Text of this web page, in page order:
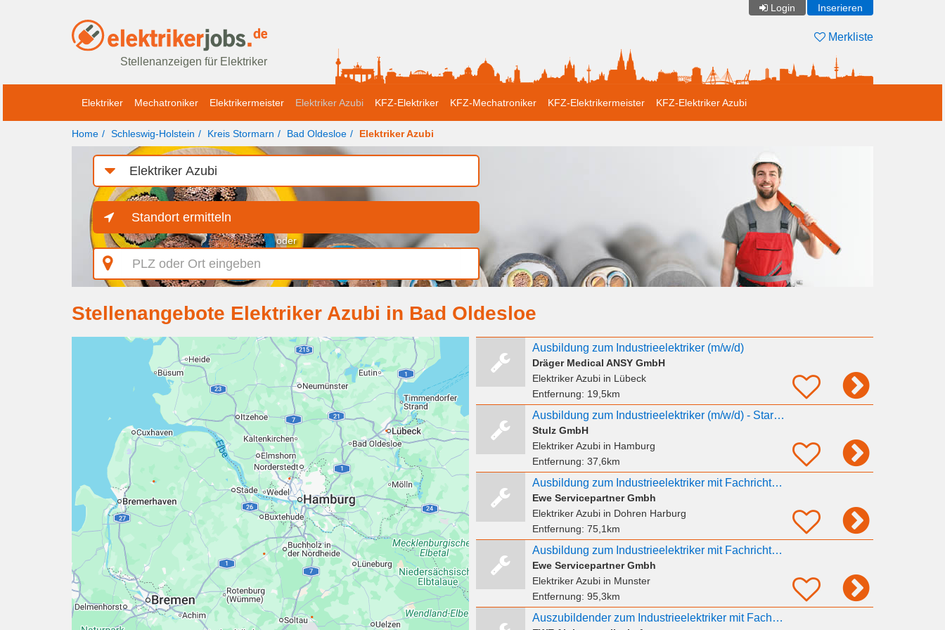
Login Inserieren
Stellenanzeigen für Elektriker
Merkliste
Elektriker Mechatroniker Elektrikermeister Elektriker Azubi KFZ-Elektriker KFZ-Mechatroniker KFZ-Elektrikermeister KFZ-Elektriker Azubi
Home Schleswig-Holstein Kreis Stormarn Bad Oldesloe Elektriker Azubi
Job-
Kategorie
Standort ermitteln
oder
PLZ
oder
Ort
Stellenangebote Elektriker Azubi in Bad Oldesloe
Ausbildung zum Industrieelektriker (m/w/d)
Dräger Medical ANSY GmbH
Elektriker Azubiin Lübeck
Entfernung: 19,5km
Ausbildung zum Industrieelektriker (m/w/d) - Start 2027
Stulz GmbH
Elektriker Azubiin Hamburg
Entfernung: 37,6km
Ausbildung zum Industrieelektriker mit Fachrichtung Betriebstechnik (w/d/m) für Energienetze - 2027
Ewe Servicepartner Gmbh
Elektriker Azubiin Dohren Harburg
Entfernung: 75,1km
Ausbildung zum Industrieelektriker mit Fachrichtung Betriebstechnik (w/d/m) für Energienetze - 2027
Ewe Servicepartner Gmbh
Elektriker Azubiin Munster
Entfernung: 95,3km
Auszubildender zum Industrieelektriker mit Fachrichtung Betriebstechnik (w/d/m) für Energienetze -